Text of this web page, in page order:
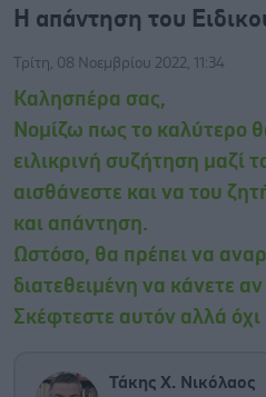
Η απάντηση του
Τρίτη, 08 Νοεμβρίου 2022, 11:34
Καλησπέρα σας,
Νομίζω πως το καλύτερο
ειλικρινή συζήτηση μαζί
αισθάνεστε και να του
και απάντηση.
Ωστόσο, θα πρέπει να
διατεθειμένη να κάνετε
Σκέφτεστε αυτόν αλλά όχι
Τάκης Χ. Νικόλαος